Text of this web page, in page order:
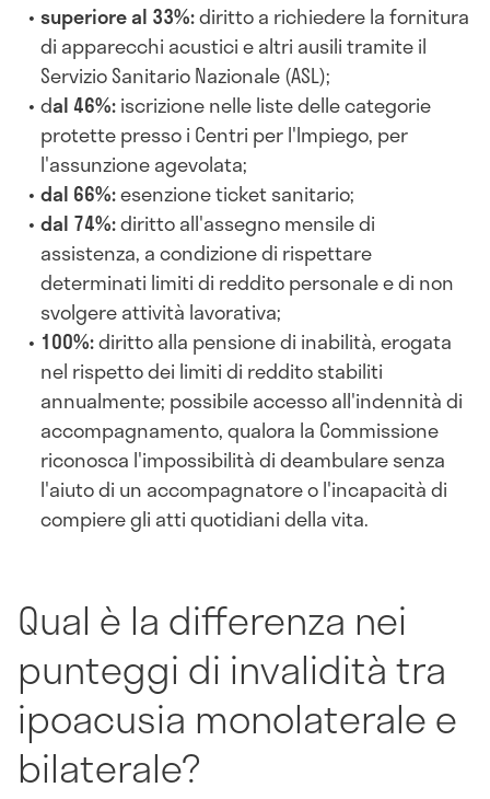
superiore al 33%:diritto a richiedere la fornitura
di apparecchi acustici e altri ausili tramite il
Servizio Sanitario Nazionale (ASL);
dal 46%:iscrizione nelle liste delle categorie
protette presso i Centri per l'Impiego, per
l'assunzione agevolata;
dal 66%:esenzione ticket sanitario;
dal 74%:diritto all'assegno mensile di
assistenza, a condizione di rispettare
determinati limiti di reddito personale e di non
svolgere attività lavorativa;
100%:diritto alla pensione di inabilità, erogata
nel rispetto dei limiti di reddito stabiliti
annualmente; possibile accesso all'indennità di
accompagnamento, qualora la Commissione
riconosca l'impossibilità di deambulare senza
l'aiuto di un accompagnatore o l'incapacità di
compiere gli atti quotidiani della vita.
Qual è la differenza nei
punteggi di invalidità tra
ipoacusia monolaterale e
bilaterale?